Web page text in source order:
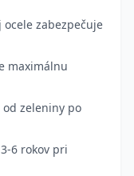
zabezpečuje
maximálnu
zeleniny po
6 rokov pri